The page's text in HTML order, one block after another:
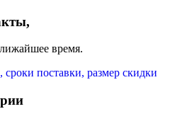
время.
поставки, размер скидки